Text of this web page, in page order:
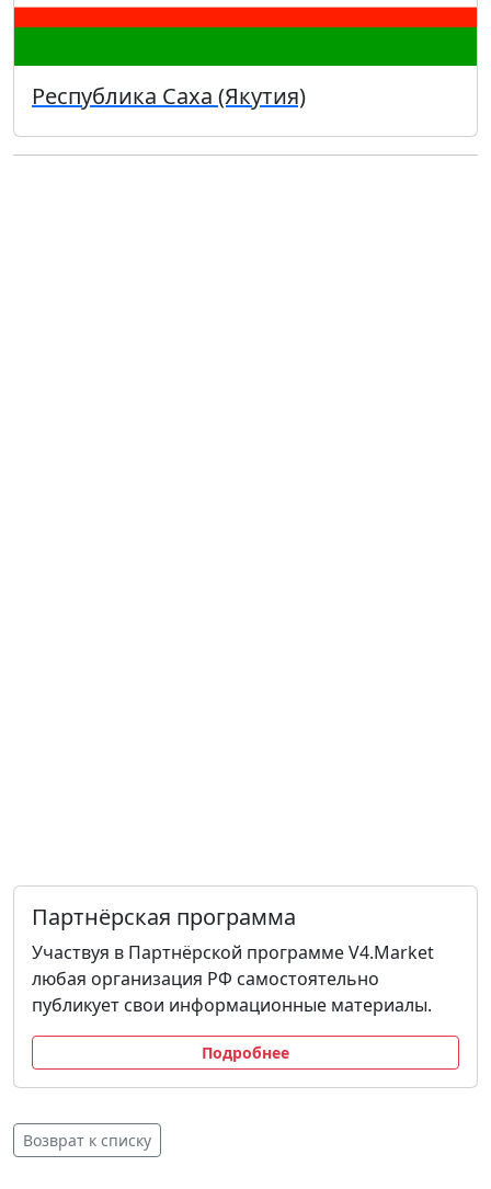
Республика Саха (Якутия)
Партнёрская программа
Участвуя в Партнёрской программе V4.Market
любая организация РФ самостоятельно
публикует свои информационные материалы.
Подробнее
Возврат к списку